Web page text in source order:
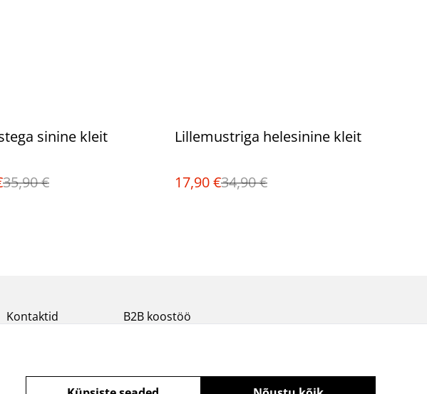
sinine kleit
35,90 €
%
Lillemustriga helesinine kleit
17,90 €34,90 €
Kontaktid B2B koostöö